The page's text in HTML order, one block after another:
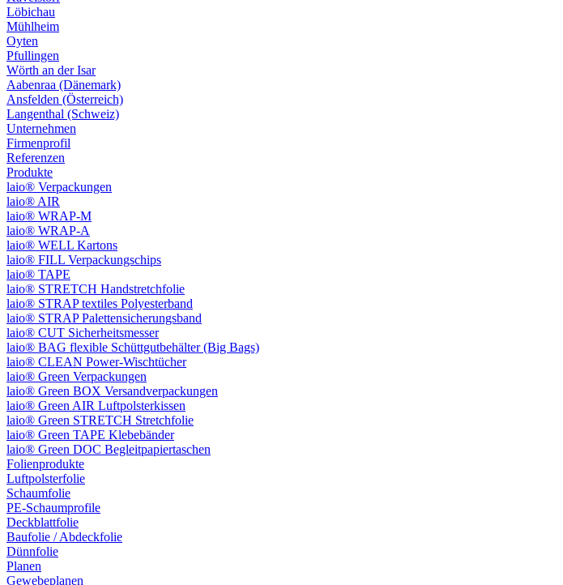
Löbichau
Mühlheim
Oyten
Pfullingen
Wörth an der Isar
Aabenraa (Dänemark)
Ansfelden (Österreich)
Langenthal (Schweiz)
Unternehmen
Firmenprofil
Referenzen
Produkte
laio® Verpackungen
laio® AIR
laio® WRAP-M
laio® WRAP-A
laio® WELL Kartons
laio® FILL Verpackungschips
laio® TAPE
laio® STRETCH Handstretchfolie
laio® STRAP textiles Polyesterband
laio® STRAP Palettensicherungsband
laio® CUT Sicherheitsmesser
laio® BAG flexible Schüttgutbehälter (Big Bags)
laio® CLEAN Power-Wischtücher
laio® Green Verpackungen
laio® Green BOX Versandverpackungen
laio® Green AIR Luftpolsterkissen
laio® Green STRETCH Stretchfolie
laio® Green TAPE Klebebänder
laio® Green DOC Begleitpapiertaschen
Folienprodukte
Luftpolsterfolie
Schaumfolie
PE-Schaumprofile
Deckblattfolie
Baufolie / Abdeckfolie
Dünnfolie
Planen
Gewebeplanen